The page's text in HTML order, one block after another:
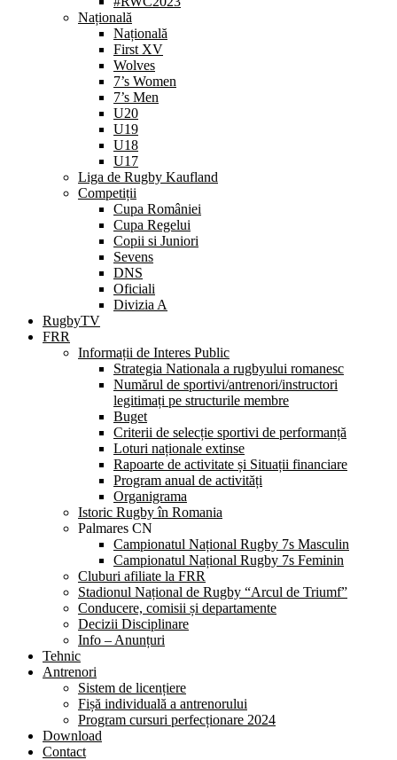
Națională
Națională
First XV
Wolves
7’s Women
7’s Men
U20
U19
U18
U17
Liga de Rugby Kaufland
Competiții
Cupa României
Cupa Regelui
Copii si Juniori
Sevens
DNS
Oficiali
Divizia A
RugbyTV
FRR
Informații de Interes Public
Strategia Nationala a rugbyului romanesc
Numărul de sportivi/antrenori/instructori
legitimați pe structurile membre
Buget
Criterii de selecție sportivi de performanță
Loturi naționale extinse
Rapoarte de activitate și Situații financiare
Program anual de activități
Organigrama
Istoric Rugby în Romania
Palmares CN
Campionatul Național Rugby 7s Masculin
Campionatul Național Rugby 7s Feminin
Cluburi afiliate la FRR
Stadionul Național de Rugby “Arcul de Triumf”
Conducere, comisii și departamente
Decizii Disciplinare
Info – Anunțuri
Tehnic
Antrenori
Sistem de licențiere
Fișă individuală a antrenorului
Program cursuri perfecționare 2024
Download
Contact